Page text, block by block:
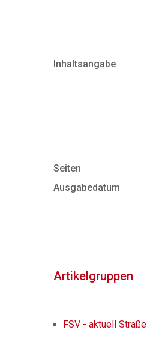
Inhaltsangabe
Seiten
Ausgabedatum
Artikelgruppen
FSV - aktuell Straße